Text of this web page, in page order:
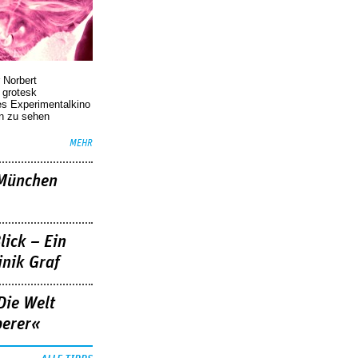
Experimentalkino
zu sehen
MEHR
– Ein
Graf
Welt